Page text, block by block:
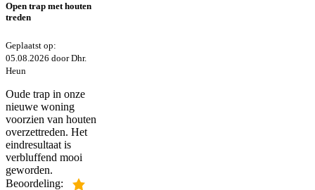
Open trap met houten
treden
Geplaatst op:
05.08.2026 door Dhr.
Heun
Oude trap in onze
nieuwe woning
voorzien van houten
overzettreden. Het
eindresultaat is
verbluffend mooi
geworden.
Beoordeling: